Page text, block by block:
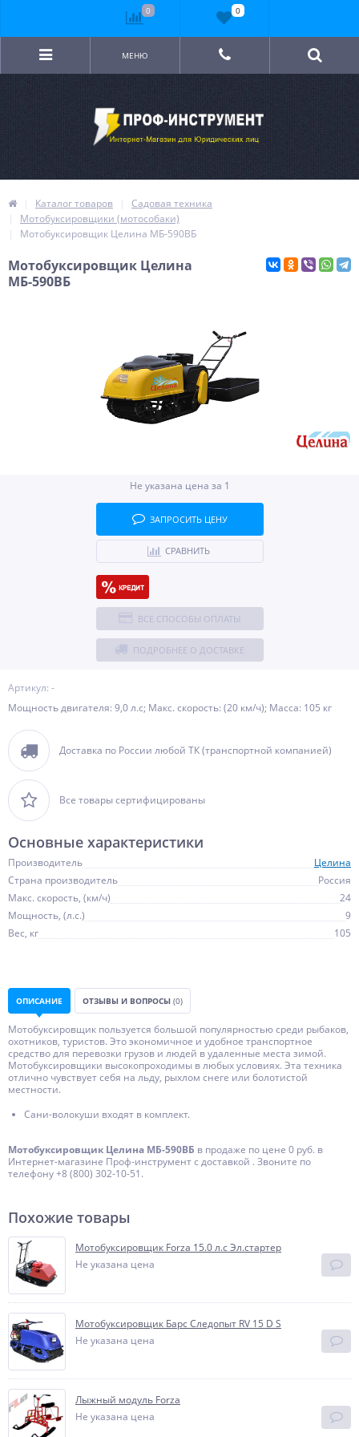
МЕНЮ
Каталог товаров
Садовая техника
Мотобуксировщики (мотособаки)
Мотобуксировщик Целина МБ-590ВБ
Мотобуксировщик Целина
МБ-590ВБ
Артикул: -
Мощность двигателя: 9,0 л.с; Макс. скорость: (20 км/ч); Масса: 105 кг
Доставка по России любой ТК (транспортной компанией)
Все товары сертифицированы
Не указана цена за 1
ЗАПРОСИТЬ ЦЕНУ
СРАВНИТЬ
ВСЕ СПОСОБЫ ОПЛАТЫ
ПОДРОБНЕЕ О ДОСТАВКЕ
Основные характеристики
Производитель
Целина
Страна производитель
Россия
Макс. скорость, (км/ч)
24
Мощность, (л.с.)
9
Вес, кг
105
ОПИСАНИЕ ОТЗЫВЫ И ВОПРОСЫ (0)
Мотобуксировщик пользуется большой популярностью среди рыбаков,
охотников, туристов. Это экономичное и удобное транспортное
средство для перевозки грузов и людей в удаленные места зимой.
Мотобуксировщики высокопроходимы в любых условиях. Эта техника
отлично чувствует себя на льду, рыхлом снеге или болотистой
местности.
Сани-волокуши входят в комплект.
Мотобуксировщик Целина МБ-590ВБ в продаже по цене 0 руб. в
Интернет-магазине Проф-инструмент с доставкой . Звоните по
телефону +8 (800) 302-10-51.
Похожие товары
Мотобуксировщик Forza 15.0 л.с Эл.стартер
Не указана цена
Мотобуксировщик Барс Следопыт RV 15 D S
Не указана цена
Лыжный модуль Forza
Не указана цена
0 0